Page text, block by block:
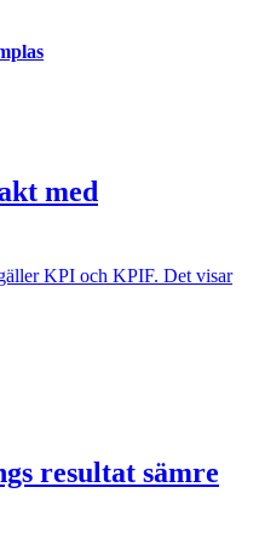
med
KPI och KPIF. Det visar
resultat sämre